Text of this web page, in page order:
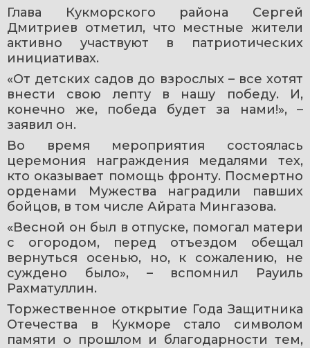
Глава Кукморского района Сергей
Дмитриев отметил, что местные жители
активно участвуют в патриотических
инициативах.
«От детских садов до взрослых – все хотят
внести свою лепту в нашу победу. И,
конечно же, победа будет за нами!», –
заявил он.
Во время мероприятия состоялась
церемония награждения медалями тех,
кто оказывает помощь фронту. Посмертно
орденами Мужества наградили павших
бойцов, в том числе Айрата Мингазова.
«Весной он был в отпуске, помогал матери
с огородом, перед отъездом обещал
вернуться осенью, но, к сожалению, не
суждено было», – вспомнил Рауиль
Рахматуллин.
Торжественное открытие Года Защитника
Отечества в Кукморе стало символом
памяти о прошлом и благодарности тем,